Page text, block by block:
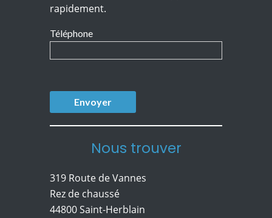
rapidement.
Téléphone
Nous trouver
319 Route de Vannes
Rez de chaussé
44800 Saint-Herblain